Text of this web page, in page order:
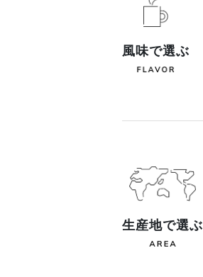
風味で選ぶ
生産地で選ぶ